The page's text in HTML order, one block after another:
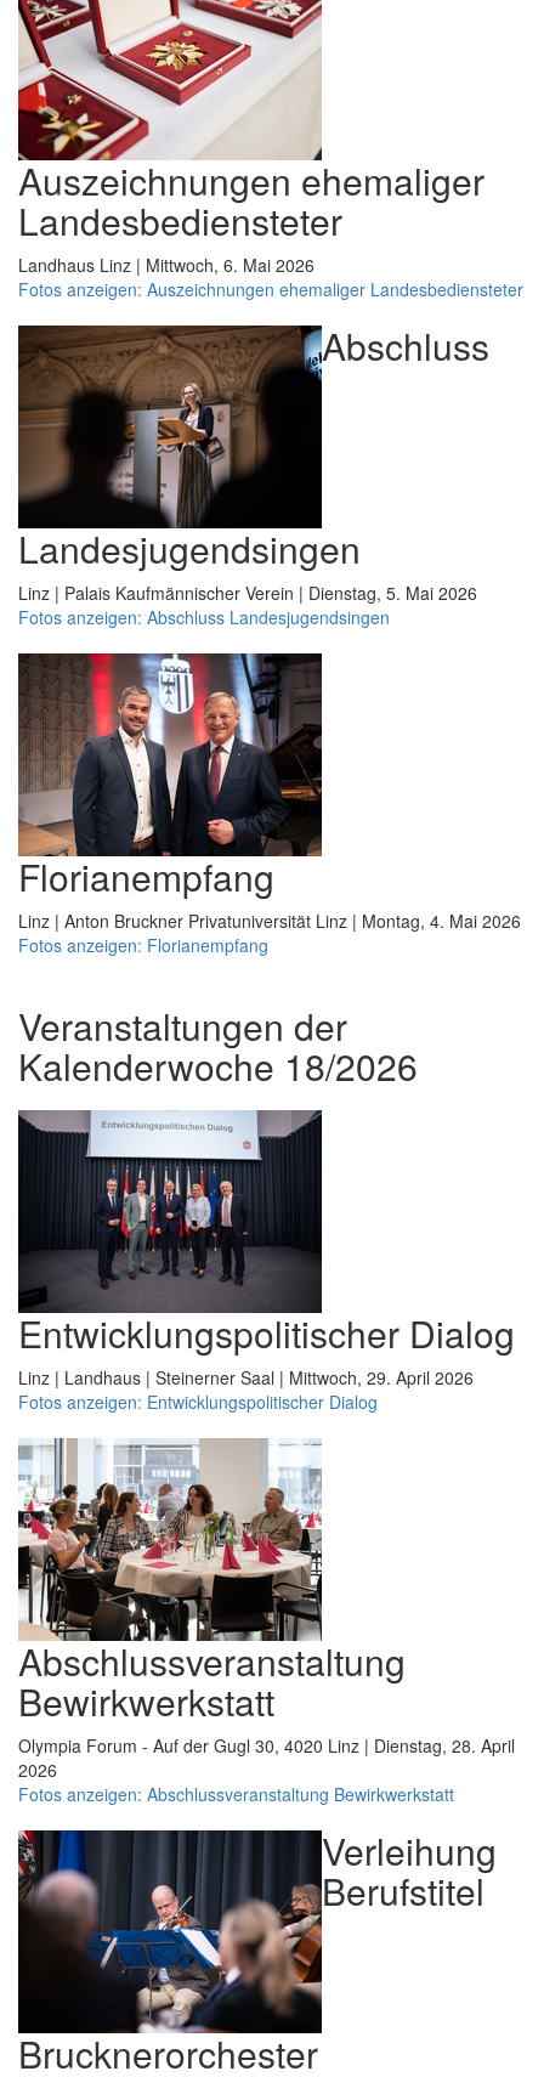
Auszeichnungen ehemaliger
Landesbediensteter
Landhaus Linz | Mittwoch, 6. Mai 2026
Fotos anzeigen: Auszeichnungen ehemaliger Landesbediensteter
Abschluss
Landesjugendsingen
Linz | Palais Kaufmännischer Verein | Dienstag, 5. Mai 2026
Fotos anzeigen: Abschluss Landesjugendsingen
Florianempfang
Linz | Anton Bruckner Privatuniversität Linz | Montag, 4. Mai 2026
Fotos anzeigen: Florianempfang
Veranstaltungen der
Kalenderwoche 18/2026
Entwicklungspolitischer Dialog
Linz | Landhaus | Steinerner Saal | Mittwoch, 29. April 2026
Fotos anzeigen: Entwicklungspolitischer Dialog
Abschlussveranstaltung
Bewirkwerkstatt
Olympia Forum - Auf der Gugl 30, 4020 Linz | Dienstag, 28. April
2026
Fotos anzeigen: Abschlussveranstaltung Bewirkwerkstatt
Verleihung
Berufstitel
Brucknerorchester